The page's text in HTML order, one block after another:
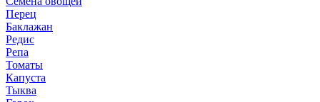
Перец
Баклажан
Редис
Репа
Томаты
Капуста
Тыква